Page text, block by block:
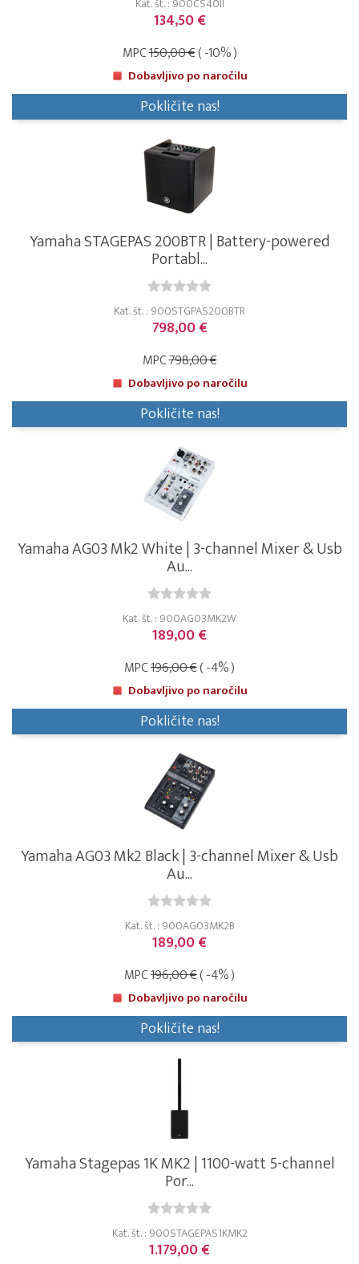
Kat. št. : 900CS40II
134,50 €
MPC150,00 €( -10% )
Dobavljivo po naročilu
Pokličite nas!
Yamaha STAGEPAS 200BTR | Battery-powered
Portabl...
Kat. št. : 900STGPAS200BTR
798,00 €
MPC798,00 €
Dobavljivo po naročilu
Pokličite nas!
Yamaha AG03 Mk2 White | 3-channel Mixer & Usb
Au...
Kat. št. : 900AG03MK2W
189,00 €
MPC196,00 €( -4% )
Dobavljivo po naročilu
Pokličite nas!
Yamaha AG03 Mk2 Black | 3-channel Mixer & Usb
Au...
Kat. št. : 900AG03MK2B
189,00 €
MPC196,00 €( -4% )
Dobavljivo po naročilu
Pokličite nas!
Yamaha Stagepas 1K MK2 | 1100-watt 5-channel
Por...
Kat. št. : 900STAGEPAS1KMK2
1.179,00 €